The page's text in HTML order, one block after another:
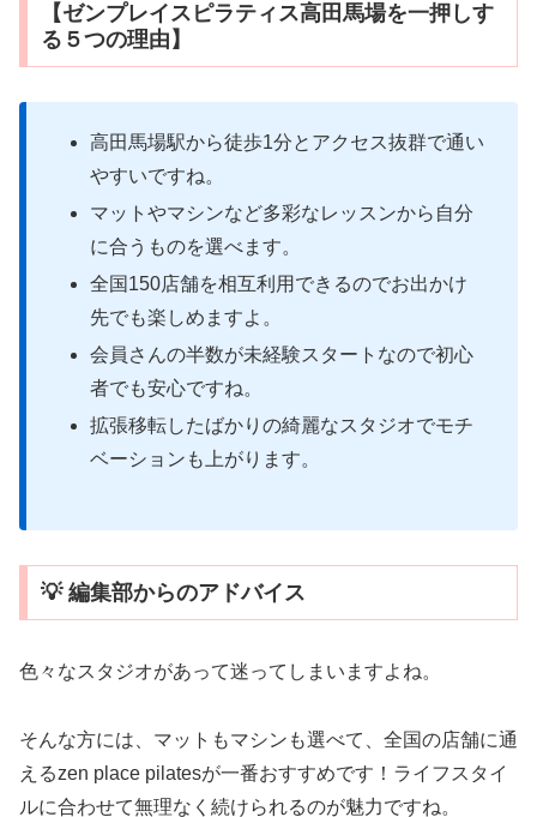
【ゼンプレイスピラティス高田馬場を一押しす
る５つの理由】
高田馬場駅から徒歩1分とアクセス抜群で通い
やすいですね。
マットやマシンなど多彩なレッスンから自分
に合うものを選べます。
全国150店舗を相互利用できるのでお出かけ
先でも楽しめますよ。
会員さんの半数が未経験スタートなので初心
者でも安心ですね。
拡張移転したばかりの綺麗なスタジオでモチ
ベーションも上がります。
💡 編集部からのアドバイス
色々なスタジオがあって迷ってしまいますよね。
そんな方には、マットもマシンも選べて、全国の店舗に通
えるzen place pilatesが一番おすすめです！ライフスタイ
ルに合わせて無理なく続けられるのが魅力ですね。